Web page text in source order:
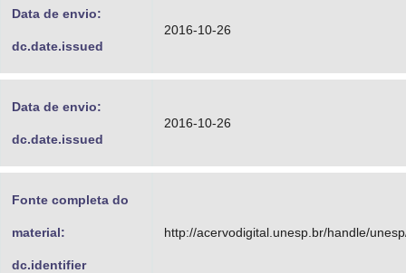
Data de envio:
dc.date.issued
2016-10-26
Data de envio:
dc.date.issued
2016-10-26
Fonte completa do
material:
dc.identifier
http://acervodigital.unesp.br/handle/